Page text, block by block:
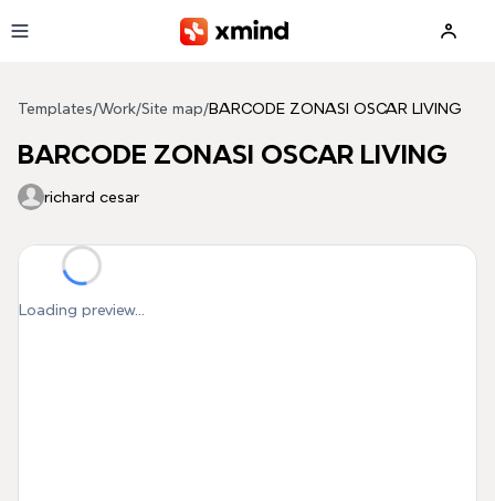
Templates/Work/Site map/BARCODE ZONASI OSCAR LIVING
BARCODE ZONASI OSCAR LIVING
richard cesar
Loading preview...